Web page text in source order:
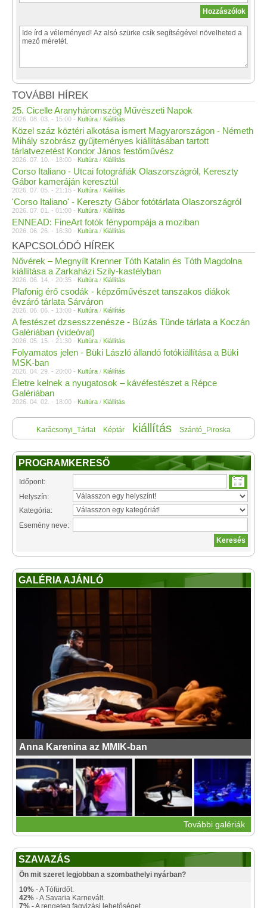
TOVÁBBI HÍREK
25. Cicelle Aranyháromszög Művészeti Napok
2026. 08. 03. - 15:00 - Kultúra / Kiállítás
Közel száz köztéri alkotása ismert Magyarországon - Németh
Mihály szobrász gyűjteményes kiállításában tartott
tárlatvezetést Kondor János festőművész
2026. 07. 10. - 18:00 - Kultúra / Kiállítás
Corso Italiano - Utcai fotográfiák Olaszországról, Kereszty
Gábor kameráján keresztül
2026. 07. 05. - 21:15 - Kultúra / Kiállítás
'Corso Italiano' - Kereszty Gábor fotótárlata Olaszországról
2026. 07. 01. - 01:00 - Kultúra / Kiállítás
ENNEAD: FineArt fotók fénypompája a moziban
2026. 06. 26. - 16:30 - Kultúra / Kiállítás
KAPCSOLÓDÓ HÍREK
Nővérek – Megnyílt Krenner Tóth Katalin és Tóth Magdolna
kiállítása a Zarkaházi Szily-kastélyban
2026. 06. 14. - 20:35 - Kultúra / Kiállítás
Plafonig érő csodák - képzőművészet tanszakos diákok
évzáró tárlata Sárváron
2026. 06. 06. - 13:00 - Kultúra / Kiállítás
A festészet dzsesszzenésze - Búzás Tünde tárlata a Koczán
Galériában (videóval)
2026. 05. 15. - 21:30 - Kultúra / Kiállítás
Folyamatos jelen - Büki László állandó fotókiállítása a Büki
MSK-ban
2026. 04. 29. - 20:00 - Kultúra / Kiállítás
Életre kelnek a nyugatosok – kávéfestészet a Répce
Galériában
2026. 04. 02. - 18:00 - Kultúra / Kiállítás
Karácsonyi_Tárlat Képtár kiállítás Szántó_Piroska
PROGRAMKERESŐ
Időpont:
Helyszín:
Kategória:
Esemény neve:
GALÉRIA AJÁNLÓ
Anna Karenina az MMIK-ban
További galériák
SZAVAZÁS
Ön mit szeret legjobban a szombathelyi nyárban?
10% - A Tófürdőt.
42% - A Savaria Karnevált.
7% - A rengeteg fagyizási lehetőséget.